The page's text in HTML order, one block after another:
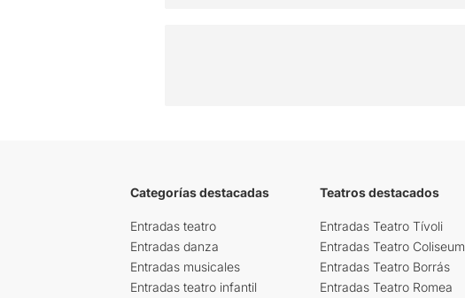
Categorías destacadas
Entradas teatro
Entradas danza
Entradas musicales
Entradas teatro infantil
Teatros destacados
Entradas Teatro Tívoli
Entradas Teatro Coliseum
Entradas Teatro Borrás
Entradas Teatro Romea